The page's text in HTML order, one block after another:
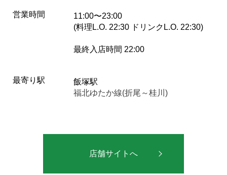
営業時間
11:00〜23:00
(料理L.O. 22:30 ドリンクL.O. 22:30)
最終入店時間 22:00
最寄り駅
飯塚駅
福北ゆたか線(折尾～桂川)
店舗サイトへ